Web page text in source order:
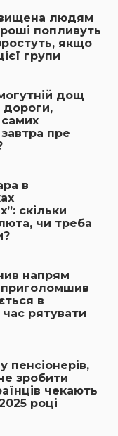
людям
попливуть
якщо
групи
дощ
дороги,
пре
в
скільки
чи треба
напрям
приголомшив
в
рятувати
пенсіонерів,
зробити
чекають
році